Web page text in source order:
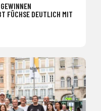
FÜCHSE DEUTLICH MIT